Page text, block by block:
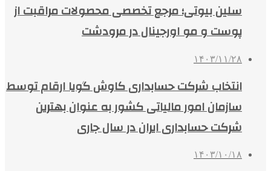
سلین بیوتی؛ مرجع تخصصی محصولات مراقبت از
پوست و مو اورجینال در مرودشت
۱۴۰۳/۱۱/۲۸
انتخاب شرکت حسابداری کاوش گویا ارقام توسط
سازمان امور مالیاتی کشور به عنوان بهترین
شرکت حسابداری ایران در سال جاری
۱۴۰۳/۱۰/۱۸